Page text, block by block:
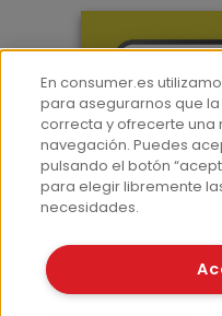
Corpus
©
En consumer.es
para asegurarnos que
correcta y ofrecerte una
navegación. Puedes
pulsando el botón
para elegir libremente
necesidades.